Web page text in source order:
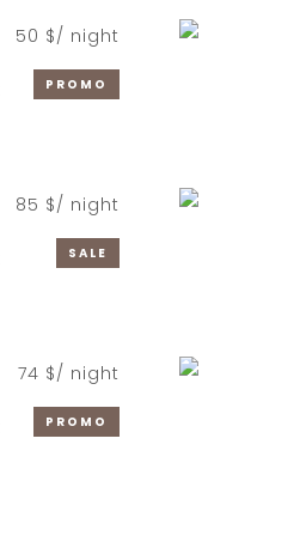
50 $/ night
PROMO
85 $/ night
SALE
74 $/ night
PROMO